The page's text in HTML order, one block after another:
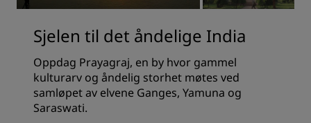
Sjelen til det åndelige India
Oppdag Prayagraj, en by hvor gammel
kulturarv og åndelig storhet møtes ved
samløpet av elvene Ganges, Yamuna og
Saraswati.